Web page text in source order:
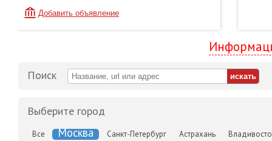
Добавить объявление
Поиск
Выберите город
Все Москва Санкт-Петербург Астрахань